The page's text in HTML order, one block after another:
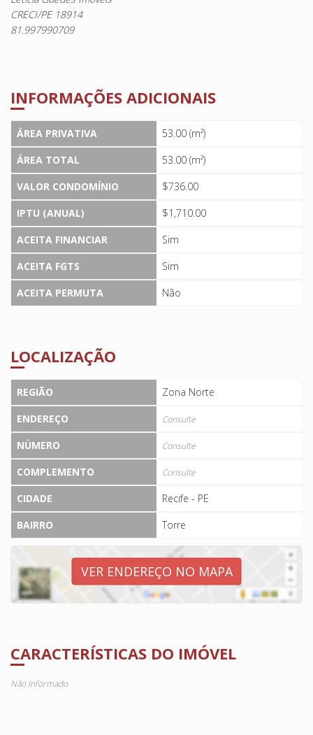
CRECI/PE 18914
81.997990709
INFORMAÇÕES ADICIONAIS
ÁREA PRIVATIVA
53.00 (m²)
ÁREA TOTAL
53.00 (m²)
VALOR CONDOMÍNIO
$736.00
IPTU (ANUAL)
$1,710.00
ACEITA FINANCIAR
Sim
ACEITA FGTS
Sim
ACEITA PERMUTA
Não
LOCALIZAÇÃO
REGIÃO
Zona Norte
ENDEREÇO
Consulte
NÚMERO Consulte
COMPLEMENTO Consulte
CIDADE
Recife - PE
BAIRRO
Torre
VER ENDEREÇO NO MAPA
CARACTERÍSTICAS DO IMÓVEL
Não Informado